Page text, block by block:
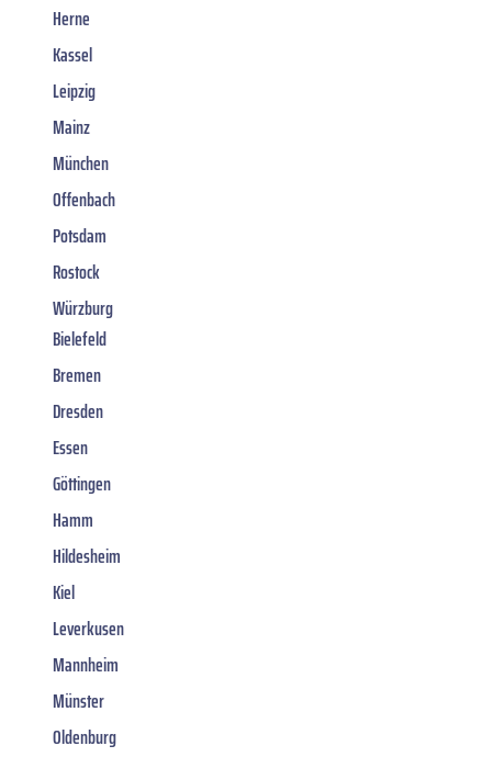
Herne
Kassel
Leipzig
Mainz
München
Offenbach
Potsdam
Rostock
Würzburg
Bielefeld
Bremen
Dresden
Essen
Göttingen
Hamm
Hildesheim
Kiel
Leverkusen
Mannheim
Münster
Oldenburg